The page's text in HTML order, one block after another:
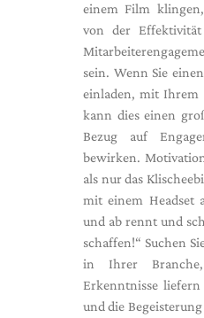
einem Film
von der
sein. Wenn Sie
einladen, mit Ihrem
kann dies einen
Bezug auf
bewirken.
als nur das
mit einem Headset
und ab rennt und
schaffen!“ Suchen
in Ihrer
Erkenntnisse
und die